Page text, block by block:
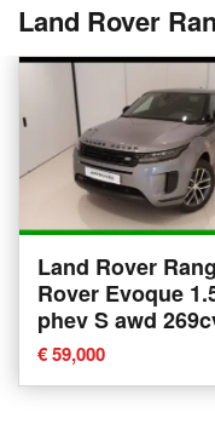
Land Rover
Land Rover
Rover Evoque
phev S awd
nuova a Alba
€ 59,000